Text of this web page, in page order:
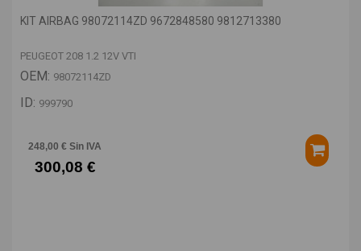
KIT AIRBAG 98072114ZD 9672848580 9812713380
PEUGEOT 208 1.2 12V VTI
OEM: 98072114ZD
ID: 999790
248,00 € Sin IVA
300,08 €